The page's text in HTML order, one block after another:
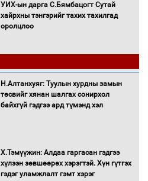
УИХ-ын дарга С.Бямбацогт Сутай
хайрхны тэнгэрийг тахих тахилгад
оролцлоо
С.Амарсайхан: Иргэдийг хохироосон
ААН-ийн нуугтмал хөрөнгийг
битүүмжлэнэ
Н.Номтойбаяр: Аймгуудад тулгамдаж
буй асуудлуудыг Засгийн газрын
хуралдаанд танилцуулж,
Н.Алтанхуяг: Туулын хурдны замын
төсвийг хянан шалгах сонирхол
байхгүй гэдгээ ард түмэнд хэл
Х.Тэмүүжин: Алдаа гаргасан гэдгээ
хүлээн зөвшөөрөх хэрэгтэй. Хүн гүтгэх
гэдэг уламжлалт гэмт хэрэг